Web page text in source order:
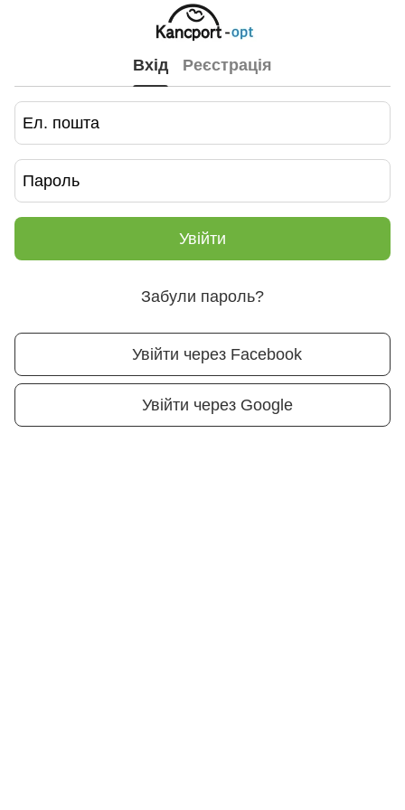
Вхід Реєстрація
Увійти
Забули пароль?
Увійти через Facebook
Увійти через Google